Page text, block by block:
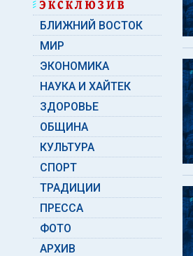
БЛИЖНИЙ ВОСТОК
МИР
ЭКОНОМИКА
НАУКА И ХАЙТЕК
ЗДОРОВЬЕ
ОБЩИНА
КУЛЬТУРА
СПОРТ
ТРАДИЦИИ
ПРЕССА
ФОТО
АРХИВ